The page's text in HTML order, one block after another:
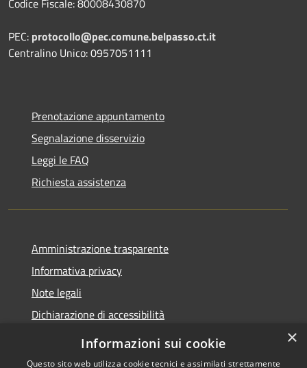
Codice Fiscale: 80008430870
PEC: protocollo@pec.comune.belpasso.ct.it
Centralino Unico: 0957051111
Prenotazione appuntamento
Segnalazione disservizio
Leggi le FAQ
Richiesta assistenza
Amministrazione trasparente
Informativa privacy
Note legali
Dichiarazione di accessibilità
×
Informazioni sui cookie
Questo sito web utilizza cookie tecnici e assimilati strettamente